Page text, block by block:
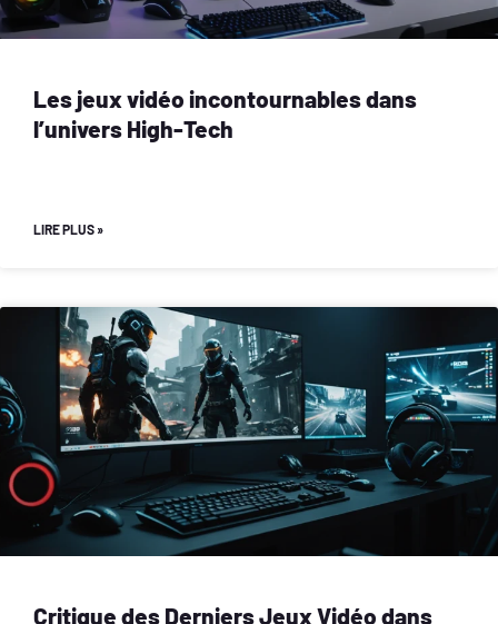
Les jeux vidéo incontournables dans
l’univers High-Tech
LIRE PLUS »
Critique des Derniers Jeux Vidéo dans